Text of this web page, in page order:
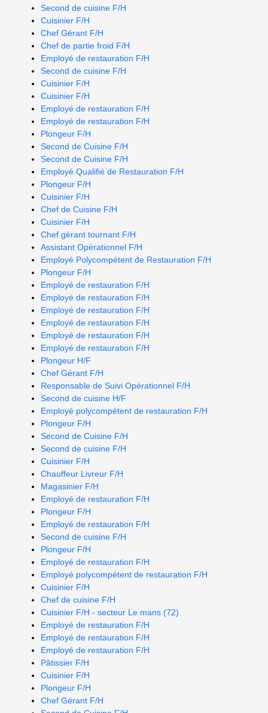
Second de cuisine F/H
Cuisinier F/H
Chef Gérant F/H
Chef de partie froid F/H
Employé de restauration F/H
Second de cuisine F/H
Cuisinier F/H
Cuisinier F/H
Employé de restauration F/H
Employé de restauration F/H
Plongeur F/H
Second de Cuisine F/H
Second de Cuisine F/H
Employé Qualifié de Restauration F/H
Plongeur F/H
Cuisinier F/H
Chef de Cuisine F/H
Cuisinier F/H
Chef gérant tournant F/H
Assistant Opérationnel F/H
Employé Polycompétent de Restauration F/H
Plongeur F/H
Employé de restauration F/H
Employé de restauration F/H
Employé de restauration F/H
Employé de restauration F/H
Employé de restauration F/H
Employé de restauration F/H
Plongeur H/F
Chef Gérant F/H
Responsable de Suivi Opérationnel F/H
Second de cuisine H/F
Employé polycompétent de restauration F/H
Plongeur F/H
Second de Cuisine F/H
Second de cuisine F/H
Cuisinier F/H
Chauffeur Livreur F/H
Magasinier F/H
Employé de restauration F/H
Plongeur F/H
Employé de restauration F/H
Second de cuisine F/H
Plongeur F/H
Employé de restauration F/H
Employé polycompétent de restauration F/H
Cuisinier F/H
Chef de cuisine F/H
Cuisinier F/H - secteur Le mans (72)
Employé de restauration F/H
Employé de restauration F/H
Employé de restauration F/H
Pâtissier F/H
Cuisinier F/H
Plongeur F/H
Chef Gérant F/H